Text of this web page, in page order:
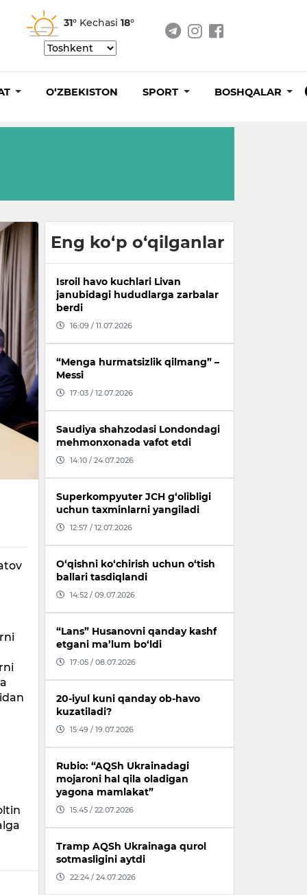
31° Kechasi 18°
O‘ZBEKISTON SPORT BOSHQALAR
Eng ko‘p o‘qilganlar
Isroil havo kuchlari Livan
janubidagi hududlarga zarbalar
berdi
16:09 / 11.07.2026
“Menga hurmatsizlik qilmang” –
Messi
17:03 / 12.07.2026
Saudiya shahzodasi Londondagi
mehmonxonada vafot etdi
14:10 / 24.07.2026
Superkompyuter JCH g‘olibligi
uchun taxminlarni yangiladi
12:57 / 12.07.2026
O‘qishni ko‘chirish uchun o‘tish
ballari tasdiqlandi
14:52 / 09.07.2026
“Lans” Husanovni qanday kashf
etgani ma’lum bo‘ldi
17:05 / 08.07.2026
20-iyul kuni qanday ob-havo
kuzatiladi?
15:49 / 19.07.2026
Rubio: “AQSh Ukrainadagi
mojaroni hal qila oladigan
yagona mamlakat”
15:45 / 22.07.2026
Tramp AQSh Ukrainaga qurol
sotmasligini aytdi
22:24 / 24.07.2026